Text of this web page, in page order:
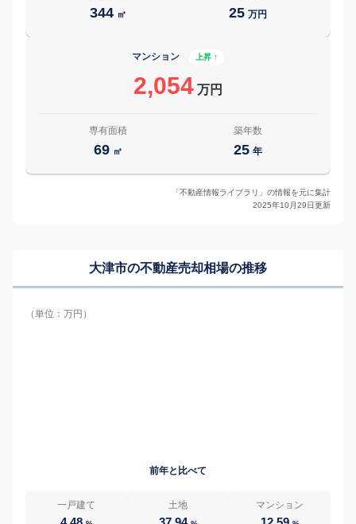
344 ㎡ 25 万円
マンション 上昇 ↑
2,054 万円
専有面積
69 ㎡
築年数
25 年
「不動産情報ライブラリ」の情報を元に集計
2025年10月29日更新
大津市の不動産売却相場の推移
（単位：万円）
前年と比べて
一戸建て 土地 マンション